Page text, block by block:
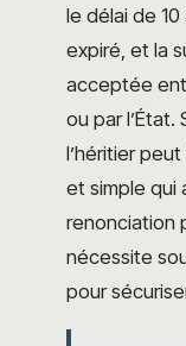
le délai de
expiré, et la
acceptée
ou par
l’héritier
et simple qui
renonciation
nécessite
pour